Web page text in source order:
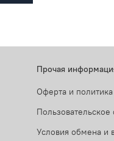
Прочая
Оферта и
Пользовательское
Условия обмена и